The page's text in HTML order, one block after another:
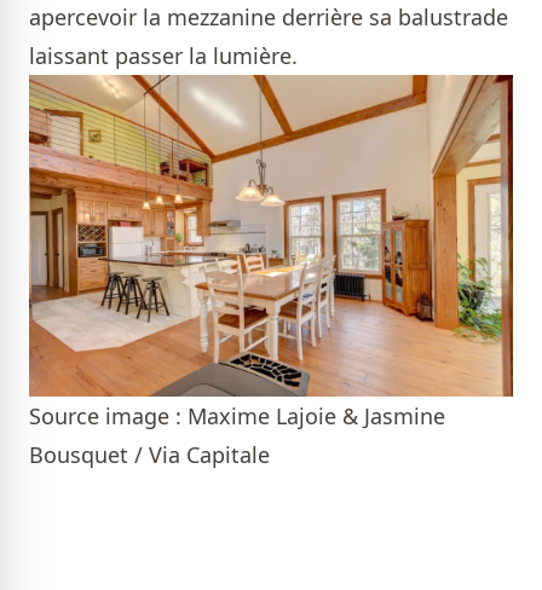
apercevoir la mezzanine derrière sa balustrade
laissant passer la lumière.
Source image : Maxime Lajoie & Jasmine
Bousquet / Via Capitale